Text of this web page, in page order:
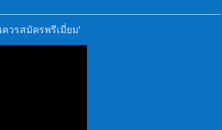
วรสมัครพรีเมี่ยม'